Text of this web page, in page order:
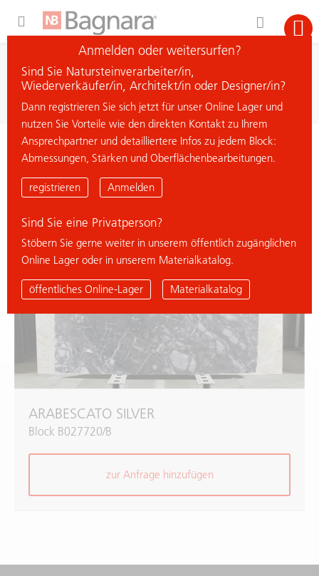
Material suchen
< zurück zur Übersicht
ARABESCATO SILVER
% Deal
ARABESCATO SILVER
Block B027720/B
zur Anfrage hinzufügen
Anmelden oder weitersurfen?
Sind Sie Natursteinverarbeiter/in,
Wiederverkäufer/in, Architekt/in oder Designer/in?
Dann registrieren Sie sich jetzt für unser Online Lager und
nutzen Sie Vorteile wie den direkten Kontakt zu Ihrem
Ansprechpartner und detailliertere Infos zu jedem Block:
Abmessungen, Stärken und Oberflächenbearbeitungen.
registrieren Anmelden
Sind Sie eine Privatperson?
Stöbern Sie gerne weiter in unserem öffentlich zugänglichen
Online Lager oder in unserem Materialkatalog.
öffentliches Online-Lager Materialkatalog